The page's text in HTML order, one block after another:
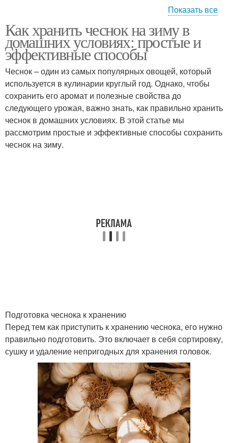
Чеснок для хранения Чеснок на зиму
Чеснок в домашних
условиях
Масло с чесноком
Показать все
Как хранить чеснок на зиму в
домашних условиях: простые и
эффективные способы
Чеснок – один из самых популярных овощей, который
используется в кулинарии круглый год. Однако, чтобы
сохранить его аромат и полезные свойства до
следующего урожая, важно знать, как правильно хранить
чеснок в домашних условиях. В этой статье мы
рассмотрим простые и эффективные способы сохранить
чеснок на зиму.
Подготовка чеснока к хранению
Перед тем как приступить к хранению чеснока, его нужно
правильно подготовить. Это включает в себя сортировку,
сушку и удаление непригодных для хранения головок.